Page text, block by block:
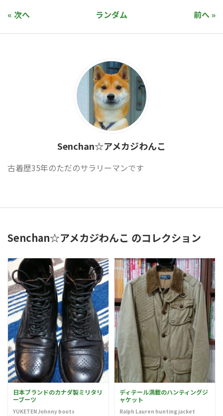
« 次へ 前へ »
ランダム
Senchan☆アメカジわんこ
古着歴35年のただのサラリーマンです
Senchan☆アメカジわんこ のコレクション
日本ブランドのカナダ製ミリタリ
ーブーツ
YUKETEN Johnny boots
ディテール満載のハンティングジ
ャケット
Ralph Lauren hunting jacket